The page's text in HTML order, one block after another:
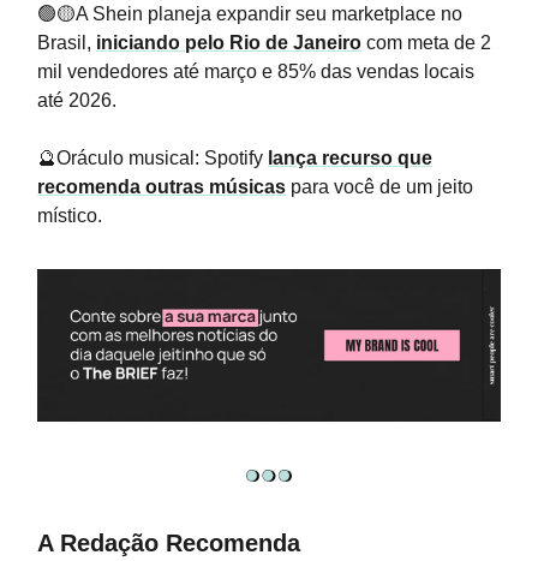
🟢🟡A Shein planeja expandir seu marketplace no
Brasil, iniciando pelo Rio de Janeiro com meta de 2
mil vendedores até março e 85% das vendas locais
até 2026.
🔮Oráculo musical: Spotify lança recurso que
recomenda outras músicas para você de um jeito
místico.
A Redação Recomenda